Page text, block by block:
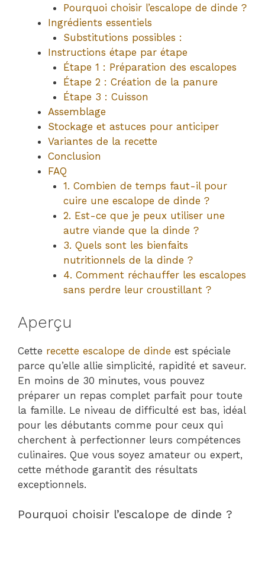
Pourquoi choisir l’escalope de dinde ?
Ingrédients essentiels
Substitutions possibles :
Instructions étape par étape
Étape 1 : Préparation des escalopes
Étape 2 : Création de la panure
Étape 3 : Cuisson
Assemblage
Stockage et astuces pour anticiper
Variantes de la recette
Conclusion
FAQ
1. Combien de temps faut-il pour
cuire une escalope de dinde ?
2. Est-ce que je peux utiliser une
autre viande que la dinde ?
3. Quels sont les bienfaits
nutritionnels de la dinde ?
4. Comment réchauffer les escalopes
sans perdre leur croustillant ?
Aperçu
Cette recette escalope de dinde est spéciale
parce qu’elle allie simplicité, rapidité et saveur.
En moins de 30 minutes, vous pouvez
préparer un repas complet parfait pour toute
la famille. Le niveau de difficulté est bas, idéal
pour les débutants comme pour ceux qui
cherchent à perfectionner leurs compétences
culinaires. Que vous soyez amateur ou expert,
cette méthode garantit des résultats
exceptionnels.
Pourquoi choisir l’escalope de dinde ?